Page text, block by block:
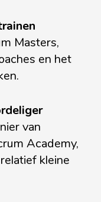
Masters,
en het
van
Academy,
kleine